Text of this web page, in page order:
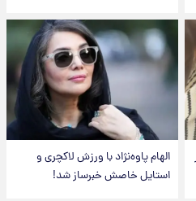
الهام پاوه‌نژاد با ورزش لاکچری و
استایل خاصش خبرساز شد!